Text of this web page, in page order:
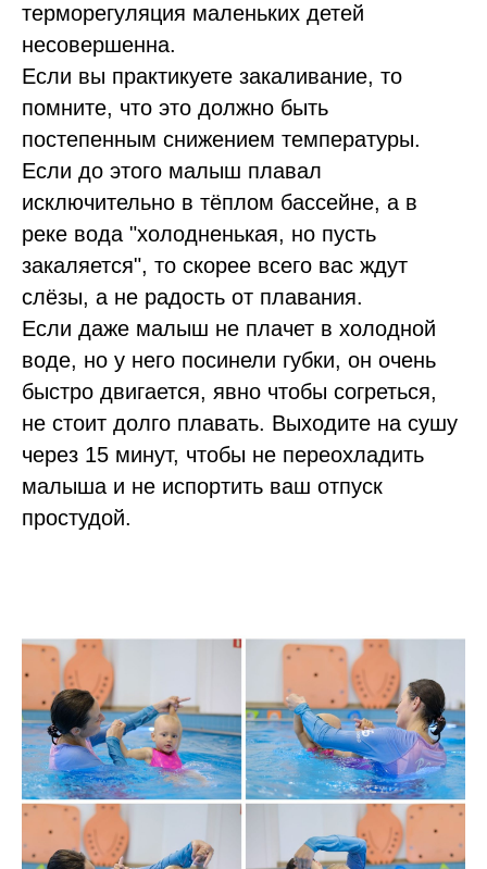
терморегуляция маленьких детей
несовершенна.
Если вы практикуете закаливание, то
помните, что это должно быть
постепенным снижением температуры.
Если до этого малыш плавал
исключительно в тёплом бассейне, а в
реке вода "холодненькая, но пусть
закаляется", то скорее всего вас ждут
слёзы, а не радость от плавания.
Если даже малыш не плачет в холодной
воде, но у него посинели губки, он очень
быстро двигается, явно чтобы согреться,
не стоит долго плавать. Выходите на сушу
через 15 минут, чтобы не переохладить
малыша и не испортить ваш отпуск
простудой.